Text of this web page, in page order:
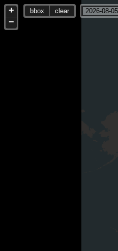
+
−
bbox clear